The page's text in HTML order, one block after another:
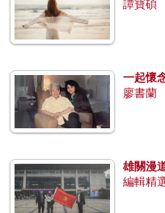
譚寶碩
一起懷
廖書蘭
雄關漫
編輯精